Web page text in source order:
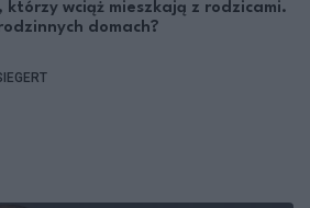
którzy wciąż mieszkają z rodzicami.
domach?